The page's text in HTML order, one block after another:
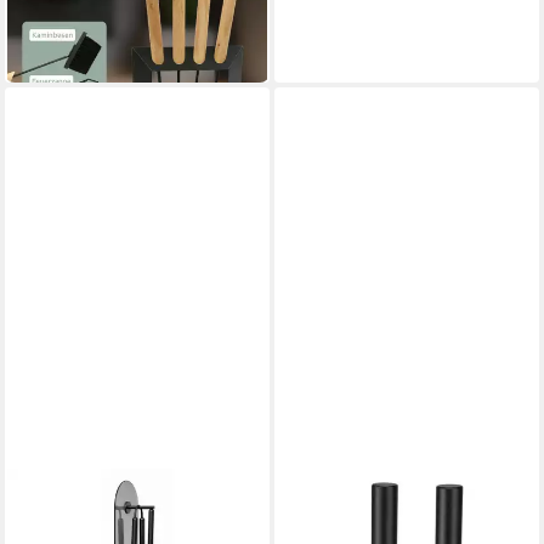
64,90 €
-23%
in 5-6 Werktagen bei dir
Kamingarnitur Edelstahl